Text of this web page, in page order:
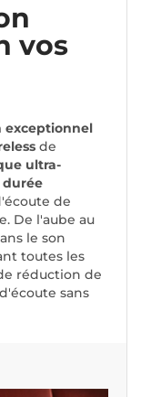
vos
exceptionnel
de
ultra-
de
De l'aube au
le son
toutes les
réduction de
sans